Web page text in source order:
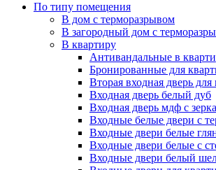
По типу помещения
В дом с терморазрывом
В загородный дом с
В квартиру
Антивандальные в
Бронированные для
Вторая входная дверь
Входная дверь белый дуб
Входная дверь мдф с
Входные белые двери с
Входные двери белые
Входные двери белые с
Входные двери белый